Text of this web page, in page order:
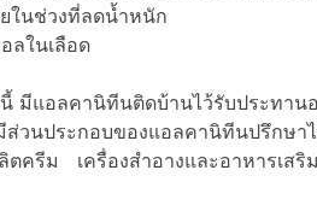
ในช่วงที่ลดน้ำหนัก
ลในเลือด
แอลคานิทีนติดบ้านไว้รับประทาน
วนประกอบของแอลคานิทีนปรึกษ
ลิตครีม เครื่องสำอางและอาหา